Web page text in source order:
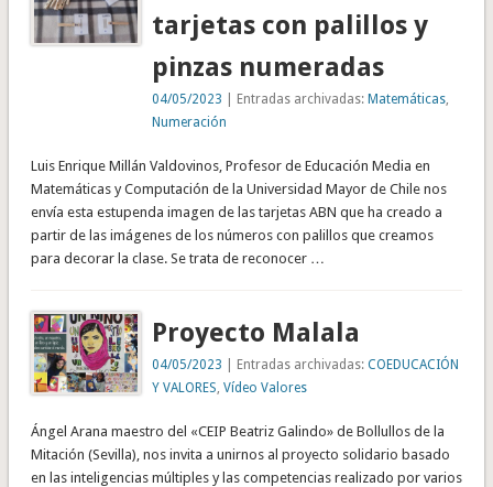
tarjetas con palillos y
pinzas numeradas
04/05/2023 | Entradas archivadas:Matemáticas
Numeración
Luis Enrique Millán Valdovinos, Profesor de Educación Media en
Matemáticas y Computación de la Universidad Mayor de Chile nos
envía esta estupenda imagen de las tarjetas ABN que ha creado a
partir de las imágenes de los números con palillos que creamos
para decorar la clase. Se trata de reconocer …
Proyecto Malala
04/05/2023 | Entradas archivadas:COEDUCACIÓN
Y VALORES ,Vídeo Valores
Ángel Arana maestro del «CEIP Beatriz Galindo» de Bollullos de la
Mitación (Sevilla), nos invita a unirnos al proyecto solidario basado
en las inteligencias múltiples y las competencias realizado por varios